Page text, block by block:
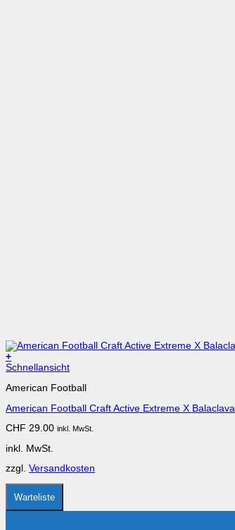
+
Dieses
weist
Varianten
Die
können
der
Produktseite
gewählt
Schnellansicht
American Football
American Football Craft Active Extreme X Balaclava
CHF 29.00 inkl. MwSt.
inkl. MwSt.
zzgl. Versandkosten
Warteliste